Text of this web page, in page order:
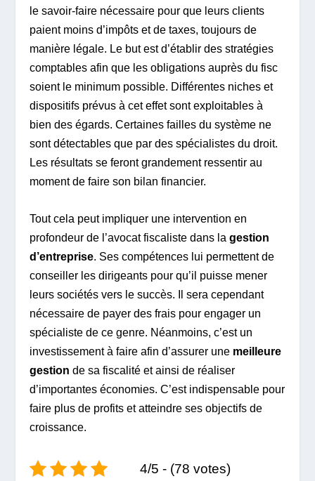
le savoir-faire nécessaire pour que leurs clients
paient moins d’impôts et de taxes, toujours de
manière légale. Le but est d’établir des stratégies
comptables afin que les obligations auprès du fisc
soient le minimum possible. Différentes niches et
dispositifs prévus à cet effet sont exploitables à
bien des égards. Certaines failles du système ne
sont détectables que par des spécialistes du droit.
Les résultats se feront grandement ressentir au
moment de faire son bilan financier.
Tout cela peut impliquer une intervention en
profondeur de l’avocat fiscaliste dans lagestion
d’entreprise. Ses compétences lui permettent de
conseiller les dirigeants pour qu’il puisse mener
leurs sociétés vers le succès. Il sera cependant
nécessaire de payer des frais pour engager un
spécialiste de ce genre. Néanmoins, c’est un
investissement à faire afin d’assurer une meilleure
gestion de sa fiscalité et ainsi de réaliser
d’importantes économies. C’est indispensable pour
faire plus de profits et atteindre ses objectifs de
croissance.
4/5 - (78 votes)